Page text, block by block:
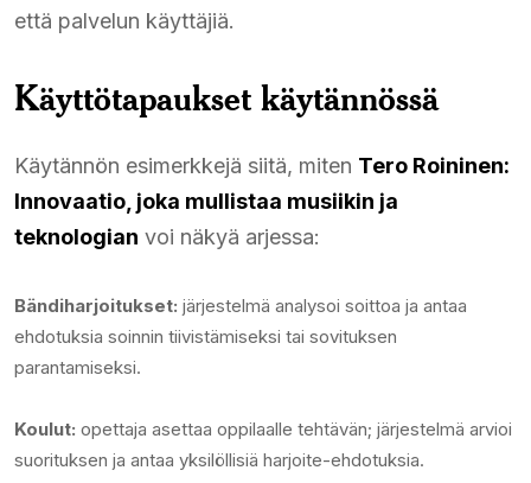
että palvelun käyttäjiä.
Käyttötapaukset käytännössä
Käytännön esimerkkejä siitä, miten Tero Roininen:
Innovaatio, joka mullistaa musiikin ja
teknologian voi näkyä arjessa:
Bändiharjoitukset: järjestelmä analysoi soittoa ja antaa
ehdotuksia soinnin tiivistämiseksi tai sovituksen
parantamiseksi.
Koulut: opettaja asettaa oppilaalle tehtävän; järjestelmä arvioi
suorituksen ja antaa yksilöllisiä harjoite-ehdotuksia.